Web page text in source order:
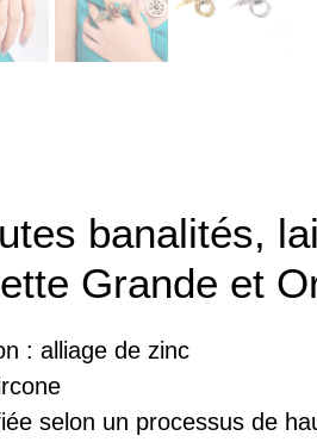
banalités,
Grande et
: a lliage de zinc
selon un processus de